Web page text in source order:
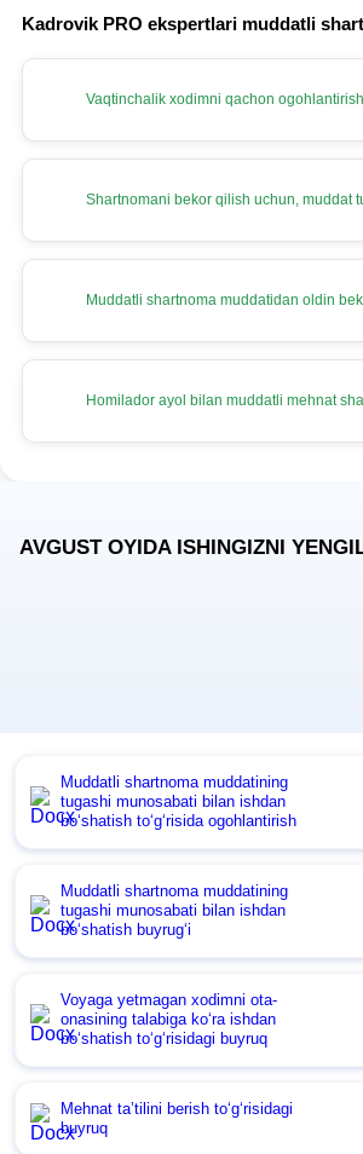
Kadrovik PRO ekspertlari muddatli
Vaqtinchalik хodimni qachon
Shartnomani bekor qilish uchun, muddat
Muddatli shartnoma muddatidan oldin
Homilador ayol bilan muddatli mehnat
AVGUST OYIDA ISHINGIZNI
Muddatli shartnoma muddatining
tugashi munosabati bilan ishdan
boʻshatish toʻgʻrisida ogohlantirish
Muddatli shartnoma muddatining
tugashi munosabati bilan ishdan
boʻshatish buyrugʻi
Voyaga yetmagan хodimni ota-
onasining talabiga koʻra ishdan
boʻshatish toʻgʻrisidagi buyruq
Mehnat ta’tilini berish toʻgʻrisidagi
buyruq